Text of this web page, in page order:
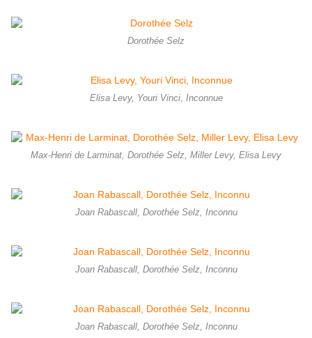
Dorothée Selz
Elisa Levy, Youri Vinci, Inconnue
Max-Henri de Larminat, Dorothée Selz, Miller Levy, Elisa Levy
Joan Rabascall, Dorothée Selz, Inconnu
Joan Rabascall, Dorothée Selz, Inconnu
Joan Rabascall, Dorothée Selz, Inconnu